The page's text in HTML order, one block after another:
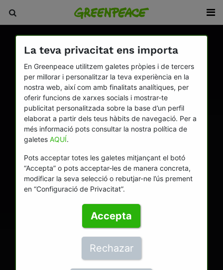
La teva privacitat ens importa
En Greenpeace utilitzem galetes pròpies i de tercers
per millorar i personalitzar la teva experiència en la
nostra web, així com amb finalitats analítiques, per
oferir funcions de xarxes socials i mostrar-te
publicitat personalitzada sobre la base d’un perfil
elaborat a partir dels teus hàbits de navegació. Per a
més informació pots consultar la nostra política de
galetes AQUÍ.
Pots acceptar totes les galetes mitjançant el botó
“Accepta” o pots acceptar-les de manera concreta,
modificar la seva selecció o rebutjar-ne l’ús prement
en “Configuració de Privacitat”.
Accepta
Rechazar